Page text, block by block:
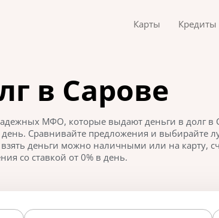
Карты Кредиты
в Сарове
МФО, которые выдают деньги в долг в
день. Сравнивайте предложения и выбирайте
деньги можно наличными или на карту,
со ставкой от 0% в день.